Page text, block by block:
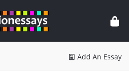
Add An Essay